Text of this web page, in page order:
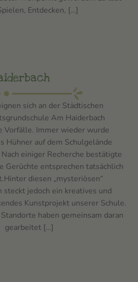
Entdecken, […]
sich an der Städtischen
Am Haiderbach
Vorfälle. Immer wieder wurde
Hühner auf dem Schulgelände
einiger Recherche bestätigte
Gerüchte entsprechen tatsächlich
diesen „mysteriösen“
steckt jedoch ein kreatives und
Kunstprojekt unserer Schule.
haben gemeinsam daran
gearbeitet […]